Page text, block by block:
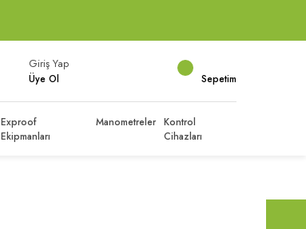
Giriş Yap
Üye Ol Sepetim
Exproof
Ekipmanları
Manometreler Kontrol
Cihazları